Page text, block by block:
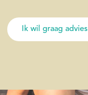
Ik wil graag advies